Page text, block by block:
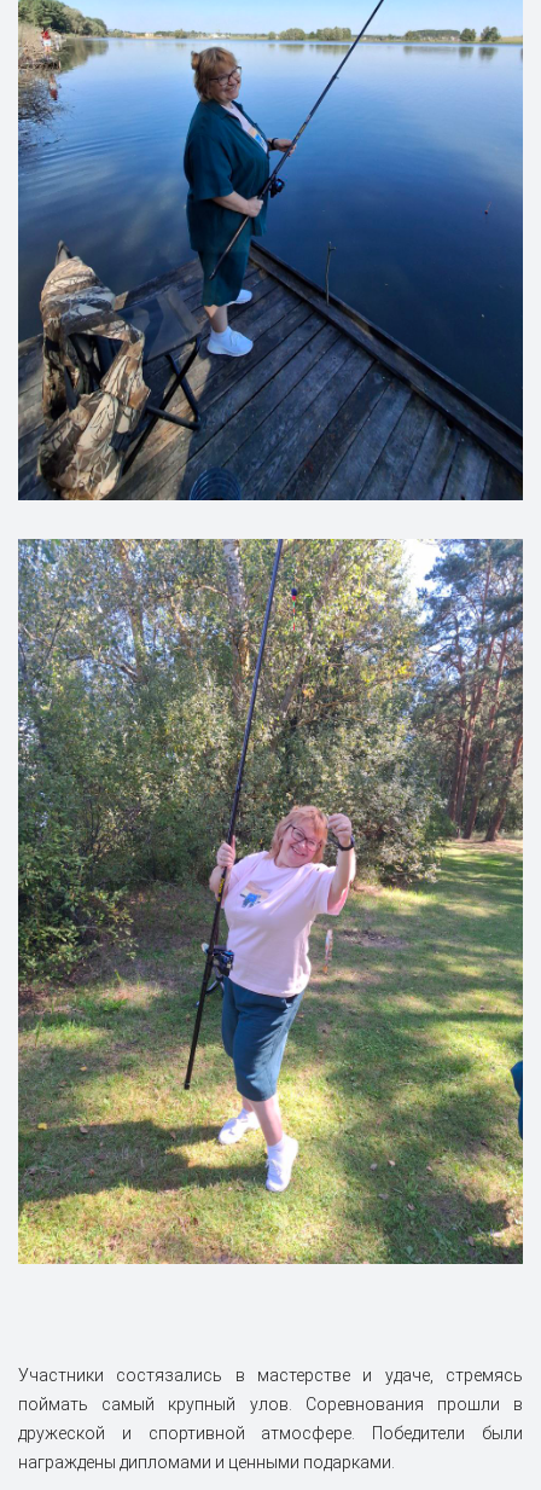
Участники состязались в мастерстве и удаче, стремясь
поймать самый крупный улов. Соревнования прошли в
дружеской и спортивной атмосфере. Победители были
награждены дипломами и ценными подарками.